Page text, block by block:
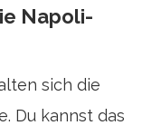
Napoli-
sich die
Du kannst das